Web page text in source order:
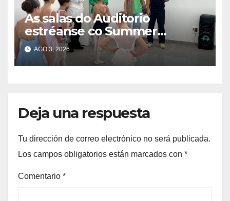
As salas do Auditorio
estréanse co Summer
Intensive do Ballet de Galicia
AGO 3, 2026
Deja una respuesta
Tu dirección de correo electrónico no será publicada.
Los campos obligatorios están marcados con *
Comentario *